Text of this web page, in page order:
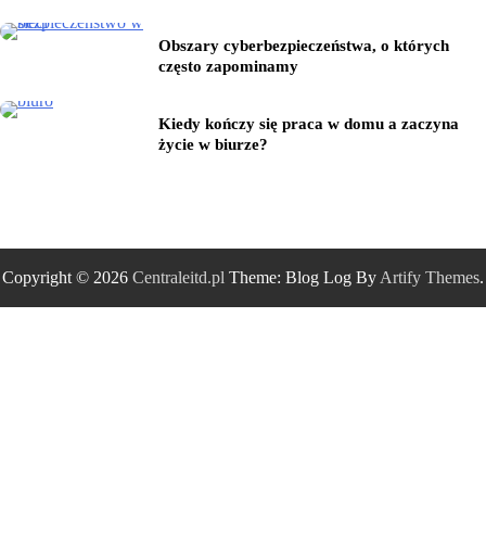
Obszary cyberbezpieczeństwa, o których
często zapominamy
Kiedy kończy się praca w domu a zaczyna
życie w biurze?
Copyright © 2026 Centraleitd.pl Theme: Blog Log By Artify Themes.